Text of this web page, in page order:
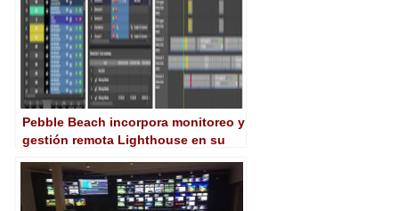
Pebble Beach incorpora monitoreo y
gestión remota Lighthouse en su
Marina